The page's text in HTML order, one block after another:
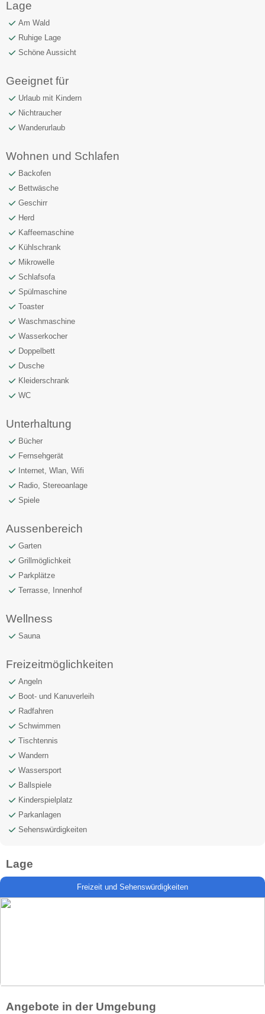
Lage
Am Wald
Ruhige Lage
Schöne Aussicht
Geeignet für
Urlaub mit Kindern
Nichtraucher
Wanderurlaub
Wohnen und Schlafen
Backofen
Bettwäsche
Geschirr
Herd
Kaffeemaschine
Kühlschrank
Mikrowelle
Schlafsofa
Spülmaschine
Toaster
Waschmaschine
Wasserkocher
Doppelbett
Dusche
Kleiderschrank
WC
Unterhaltung
Bücher
Fernsehgerät
Internet, Wlan, Wifi
Radio, Stereoanlage
Spiele
Aussenbereich
Garten
Grillmöglichkeit
Parkplätze
Terrasse, Innenhof
Wellness
Sauna
Freizeitmöglichkeiten
Angeln
Boot- und Kanuverleih
Radfahren
Schwimmen
Tischtennis
Wandern
Wassersport
Ballspiele
Kinderspielplatz
Parkanlagen
Sehenswürdigkeiten
Lage
Freizeit und Sehenswürdigkeiten
Angebote in der Umgebung